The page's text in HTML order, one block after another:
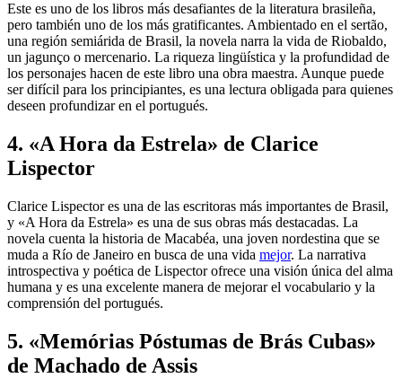
Este es uno de los libros más desafiantes de la literatura brasileña,
pero también uno de los más gratificantes. Ambientado en el sertão,
una región semiárida de Brasil, la novela narra la vida de Riobaldo,
un jagunço o mercenario. La riqueza lingüística y la profundidad de
los personajes hacen de este libro una obra maestra. Aunque puede
ser difícil para los principiantes, es una lectura obligada para quienes
deseen profundizar en el portugués.
4. «A Hora da Estrela» de Clarice
Lispector
Clarice Lispector es una de las escritoras más importantes de Brasil,
y «A Hora da Estrela» es una de sus obras más destacadas. La
novela cuenta la historia de Macabéa, una joven nordestina que se
muda a Río de Janeiro en busca de una vida mejor. La narrativa
introspectiva y poética de Lispector ofrece una visión única del alma
humana y es una excelente manera de mejorar el vocabulario y la
comprensión del portugués.
5. «Memórias Póstumas de Brás Cubas»
de Machado de Assis